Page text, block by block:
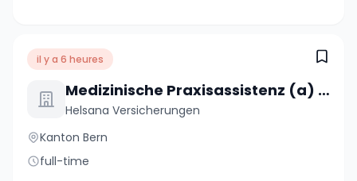
il y a 6 heures
Medizinische Praxisassistenz (a) 80%
Helsana Versicherungen
Kanton Bern
full-time